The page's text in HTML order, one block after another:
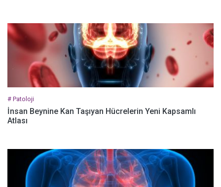
# Patoloji
İnsan Beynine Kan Taşıyan Hücrelerin Yeni Kapsamlı
Atlası